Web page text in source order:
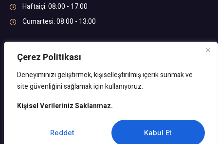
Çerez Politikası
Deneyiminizi geliştirmek, kişiselleştirilmiş içerik sunmak ve
site güvenliğini sağlamak için kullanıyoruz.
Kişisel Verileriniz Saklanmaz.
Reddet Kabul Et
Haftaiçi: 08:00 - 17:00
Cumartesi: 08:00 - 13:00
Telefon
0543 365 98 85
Copyright © 2024 | Bu web sitesi DReklam.com Tarafından
Tasarlanmıştır.
TR